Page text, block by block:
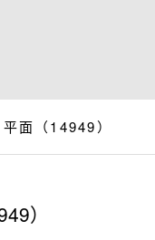
平面（14949）
）